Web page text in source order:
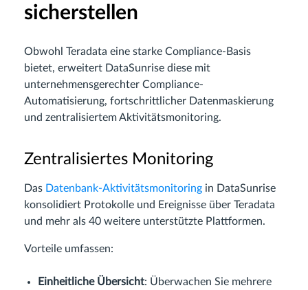
sicherstellen
Obwohl Teradata eine starke Compliance-Basis
bietet, erweitert DataSunrise diese mit
unternehmensgerechter Compliance-
Automatisierung, fortschrittlicher Datenmaskierung
und zentralisiertem Aktivitätsmonitoring.
Zentralisiertes Monitoring
Das Datenbank-Aktivitätsmonitoring in DataSunrise
konsolidiert Protokolle und Ereignisse über Teradata
und mehr als 40 weitere unterstützte Plattformen.
Vorteile umfassen:
Einheitliche Übersicht: Überwachen Sie mehrere